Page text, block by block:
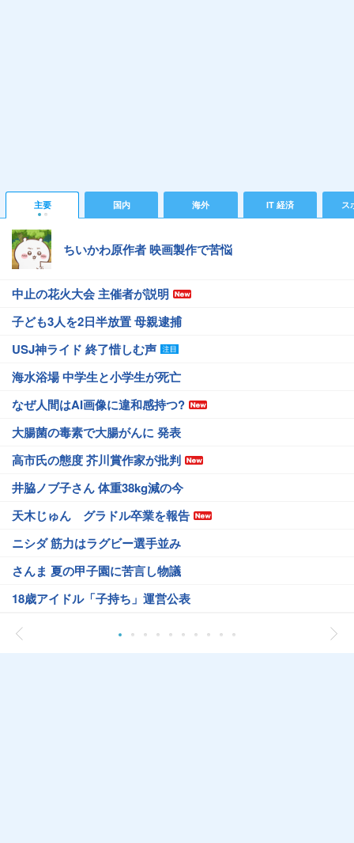
主要 国内 海外 IT 経済 ス
ちいかわ原作者 映画製作で苦悩
中止の花火大会 主催者が説明
子ども3人を2日半放置 母親逮捕
USJ神ライド 終了惜しむ声
海水浴場 中学生と小学生が死亡
なぜ人間はAI画像に違和感持つ?
大腸菌の毒素で大腸がんに 発表
高市氏の態度 芥川賞作家が批判
井脇ノブ子さん 体重38kg減の今
天木じゅん グラドル卒業を報告
ニシダ 筋力はラグビー選手並み
さんま 夏の甲子園に苦言し物議
18歳アイドル「子持ち」運営公表